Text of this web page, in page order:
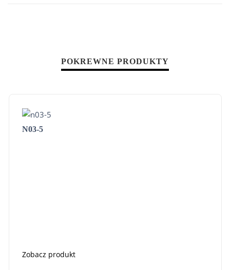
POKREWNE PRODUKTY
N03-5
Zobacz produkt